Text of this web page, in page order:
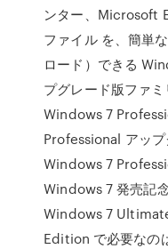
ンター、Microsoft
ファイル を、簡単
ロード）できる
プグレード版ファ
Windows 7
Professional アッ
Windows 7
Windows 7 発売記
Windows 7
Edition で必要なの